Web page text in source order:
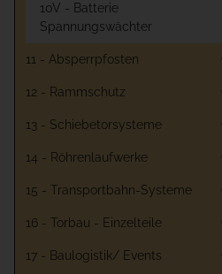
10V - Batterie
Spannungswächter
11 - Absperrpfosten
12 - Rammschutz
13 - Schiebetorsysteme
14 - Röhrenlaufwerke
15 - Transportbahn-Systeme
16 - Torbau - Einzelteile
17 - Baulogistik/ Events